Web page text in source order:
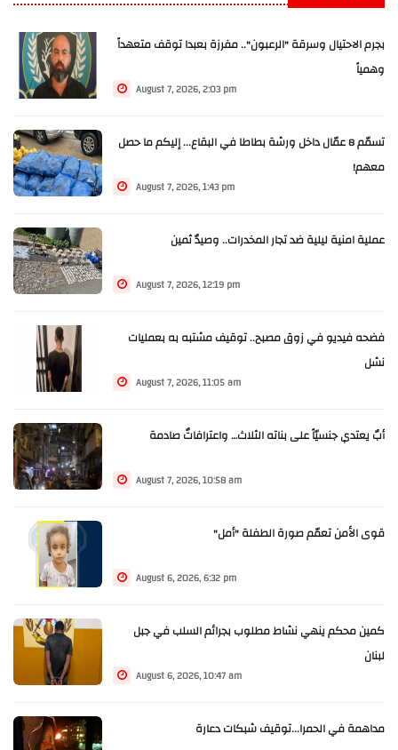
بجرم الاحتيال وسرقة "الرعبون".. مفرزة بعبدا توقف متعهداً
وهمياً
August 7, 2026, 2:03 pm
تسمّم 8 عمّال داخل ورشة بطاطا في البقاع... إليكم ما حصل
معهم!
August 7, 2026, 1:43 pm
عملية امنية ليلية ضد تجار المخدرات.. وصيدٌ ثمين
August 7, 2026, 12:19 pm
فضحه فيديو في زوق مصبح.. توقيف مشتبه به بعمليات
نشل
August 7, 2026, 11:05 am
أبٌ يعتدي جنسيّاً على بناته الثلاث… واعترافاتٌ صادمة
August 7, 2026, 10:58 am
قوى الأمن تعمّم صورة الطفلة "أمل"
August 6, 2026, 6:32 pm
كمين محكم ينهي نشاط مطلوب بجرائم السلب في جبل
لبنان
August 6, 2026, 10:47 am
مداهمة في الحمرا...توقيف شبكات دعارة